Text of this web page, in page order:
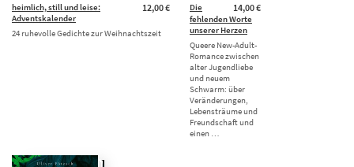
12,00 €
heimlich, still und leise:
Adventskalender
24 ruhevolle Gedichte zur Weihnachtszeit
14,00 €
Die
fehlenden Worte
unserer Herzen
Queere New-Adult-
Romance zwischen
alter Jugendliebe
und neuem
Schwarm: über
Veränderungen,
Lebensträume und
Freundschaft und
einen …